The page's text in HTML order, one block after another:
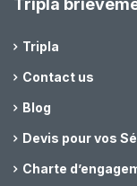
Tripla
Tripla
Contact us
Blog
Devis pour vos
Charte